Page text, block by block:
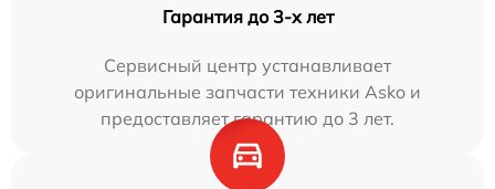
Гарантия до 3-х лет
Сервисный центр устанавливает
оригинальные запчасти техники Asko и
предоставляет гарантию до 3 лет.